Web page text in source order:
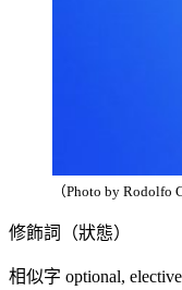
（Photo by Rodolfo
修飾詞（狀態）
相似字 optional, elective